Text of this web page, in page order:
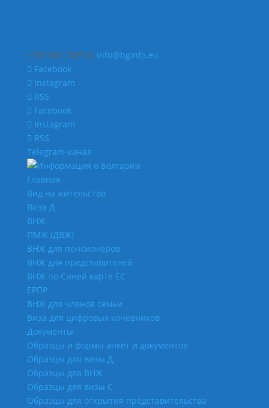
+359 882 748524 info@bginfo.eu
Facebook
Instagram
RSS
Facebook
Instagram
RSS
Telegram-канал
Главная
Вид на жительство
Виза Д
ВНЖ
ПМЖ (ДВЖ)
ВНЖ для пенсионеров
ВНЖ для представителей
ВНЖ по Синей карте ЕС
ЕРПР
ВНЖ для членов семьи
Виза для цифровых кочевников
Документы
Образцы и формы анкет и документов
Образцы для визы Д
Образцы для ВНЖ
Образцы для визы С
Образцы для открытия представительства